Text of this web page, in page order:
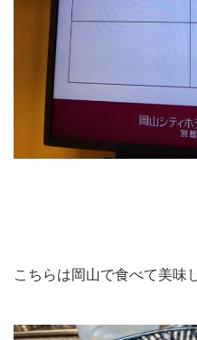
こちらは岡山で食べて美味